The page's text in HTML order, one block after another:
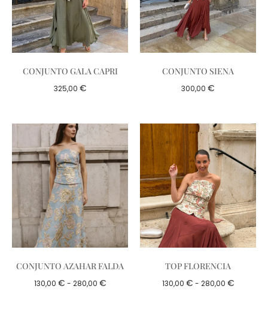
CONJUNTO GALA CAPRI
325,00 €
CONJUNTO SIENA
300,00 €
CONJUNTO AZAHAR FALDA
130,00 € - 280,00 €
TOP FLORENCIA
130,00 € - 280,00 €